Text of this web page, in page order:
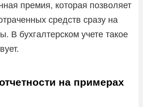
премия, которая позволяет
средств сразу на
В бухгалтерском учете такое
на примерах